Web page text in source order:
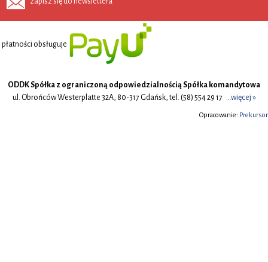
płatności obsługuje
ODDK Spółka z ograniczoną odpowiedzialnością Spółka komandytowa
ul. Obrońców Westerplatte 32A, 80-317 Gdańsk, tel. (58) 554 29 17 ...więcej »
Opracowanie: Prekursor